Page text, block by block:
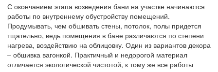
С окончанием этапа возведения бани на участке начинаются
работы по внутреннему обустройству помещений.
Продумывать, чем обшивать стены, потолок, полы придется
тщательно, ведь помещения в бане различаются по степени
нагрева, воздействию на облицовку. Один из вариантов декора
– обшивка вагонкой. Практичный и недорогой материал
отличается экологической чистотой, к тому же все работы